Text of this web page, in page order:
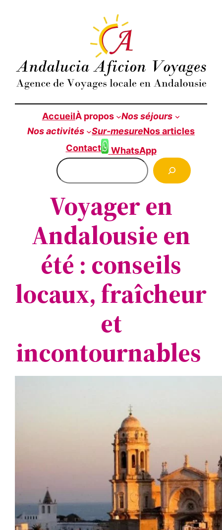
AccueilÀ propos
Nos séjours
Nosactivités Sur-mesureNos articles
Contact
WhatsApp
Rechercher
Voyager en
Andalousie en
été : conseils
locaux, fraîcheur
et
incontournables